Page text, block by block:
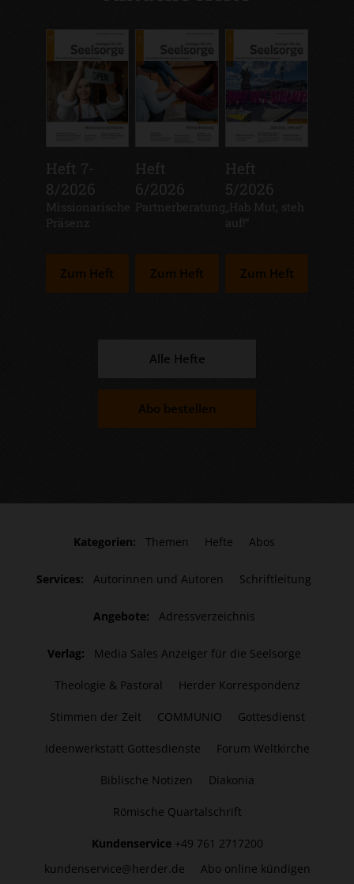
Heft 7-
8/2026
:
Missionarische
Präsenz
Zum Heft
Heft
6/2026
:
Partnerberatung
Zum Heft
Heft
5/2026
:
„Hab Mut, steh
auf!“
Zum Heft
Alle Hefte
Abo bestellen
Kategorien: Themen Hefte Abos
Services: Autorinnen und Autoren Schriftleitung
Angebote: Adressverzeichnis
Verlag: Media Sales Anzeiger für die Seelsorge
Theologie & Pastoral Herder Korrespondenz
Stimmen der Zeit COMMUNIO Gottesdienst
Ideenwerkstatt Gottesdienste Forum Weltkirche
Biblische Notizen Diakonia
Römische Quartalschrift
Kundenservice +49 761 2717200
kundenservice@herder.de
Abo online kündigen